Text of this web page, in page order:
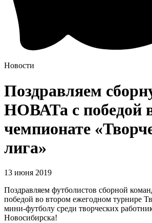
Новости
Поздравляем
НОВАТа с победой
чемпионате
лига»
13 июня 2019
Поздравляем футболистов сборной
победой во втором ежегодном турнире
мини-футболу среди творческих
Новосибирска!